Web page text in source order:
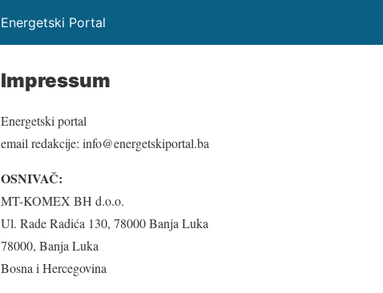
Energetski Portal
Impressum
Energetski portal
email redakcije: info@energetskiportal.ba
OSNIVAČ:
MT-KOMEX BH d.o.o.
Ul. Rade Radića 130, 78000 Banja Luka
78000, Banja Luka
Bosna i Hercegovina